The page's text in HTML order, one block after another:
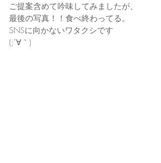
ご提案含めて吟味してみましたが、
最後の写真！！食べ終わってる。
SNSに向かないワタクシです
(;´∀｀)